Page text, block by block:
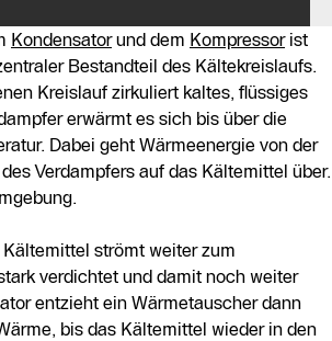
Kondensatorund dem Kompressorist
Bestandteil des Kältekreislaufs.
Kreislauf zirkuliert kaltes, flüssiges
erwärmt es sich bis über die
Dabei geht Wärmeenergie von der
Verdampfers auf das Kältemittel über.
strömt weiter zum
verdichtet und damit noch weiter
entzieht ein Wärmetauscher dann
bis das Kältemittel wieder in den